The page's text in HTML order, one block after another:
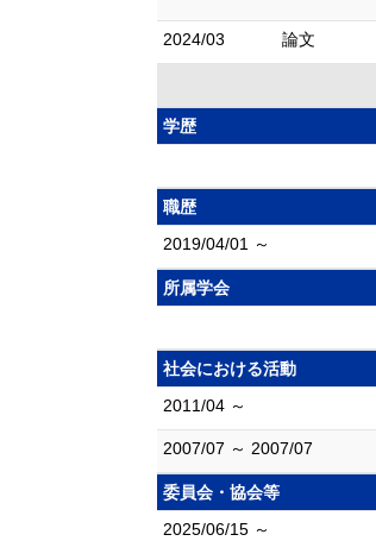
2024/03 論文
学歴
職歴
2019/04/01 ～
所属学会
社会における活動
2011/04 ～
2007/07 ～ 2007/07
委員会・協会等
2025/06/15 ～